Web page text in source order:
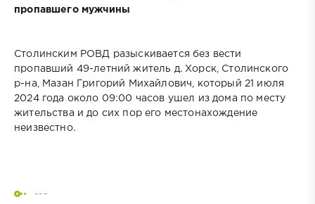
пропавшего мужчины
Столинским РОВД разыскивается без вести
пропавший 49-летний житель д. Хорск, Столинского
р-на, Мазан Григорий Михайлович, который 21 июля
2024 года около 09:00 часов ушел из дома по месту
жительства и до сих пор его местонахождение
неизвестно.
---